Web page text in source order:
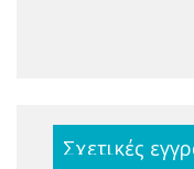
Σχετικές